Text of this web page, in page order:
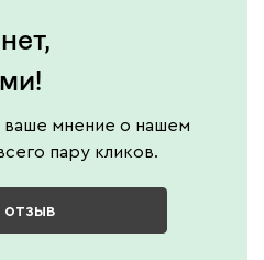
ваше мнение о нашем
пару кликов.
отзыв